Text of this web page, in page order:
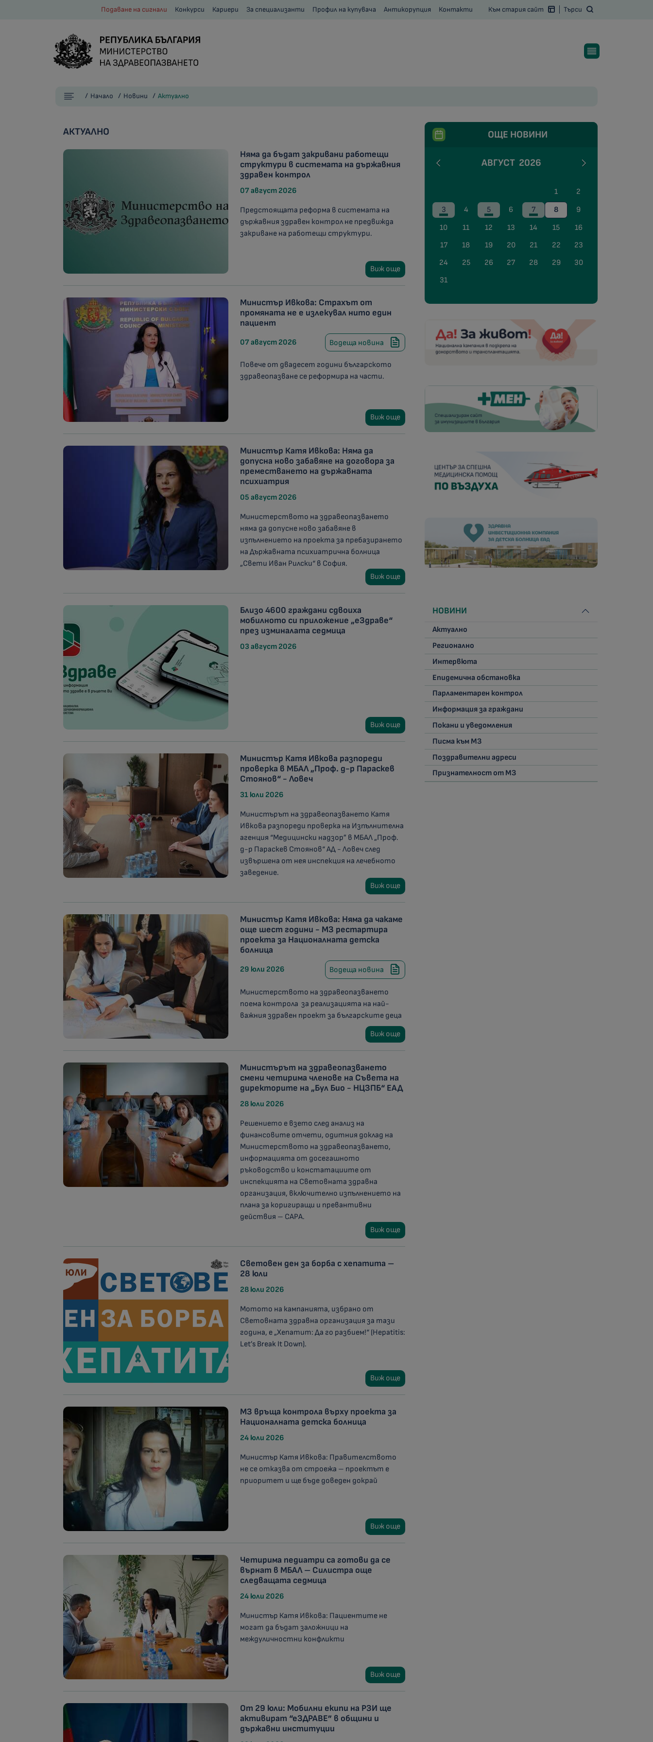
Подаване на сигнали Конкурси Кариери За специализанти Профил на купувача Антикорупция Контакти Към стария сайт Търси
Начало Новини Актуално
АКТУАЛНО
Няма да бъдат закривани работещи
структури в системата на държавния
здравен контрол
07 август 2026
Предстоящата реформа в системата на
държавния здравен контрол не предвижда
закриване на работещи структури.
Виж още
Министър Ивкова: Страхът от
промяната не е излекувал нито един
пациент
07 август 2026 Водеща новина
Повече от двадесет години българското
здравеопазване се реформира на части.
Виж още
Министър Катя Ивкова: Няма да
допусна ново забавяне на договора за
преместването на държавната
психиатрия
05 август 2026
Министерството на здравеопазването
няма да допусне ново забавяне в
изпълнението на проекта за пребазирането
на Държавната психиатрична болница
„Свети Иван Рилски“ в София.
Виж още
Близо 4600 граждани сдвоиха
мобилното си приложение „еЗдраве“
през изминалата седмица
03 август 2026
Виж още
Министър Катя Ивкова разпореди
проверка в МБАЛ „Проф. д-р Параскев
Стоянов“ - Ловеч
31 юли 2026
Министърът на здравеопазването Катя
Ивкова разпореди проверка на Изпълнителна
агенция “Медицински надзор” в МБАЛ „Проф.
д-р Параскев Стоянов“ АД - Ловеч след
извършена от нея инспекция на лечебното
заведение.
Виж още
Министър Катя Ивкова: Няма да чакаме
още шест години - МЗ рестартира
проекта за Националната детска
болница
29 юли 2026 Водеща новина
Министерството на здравеопазването
поема контрола за реализацията на най-
важния здравен проект за българските деца
Виж още
Министърът на здравеопазването
смени четирима членове на Съвета на
директорите на „Бул Био - НЦЗПБ“ ЕАД
28 юли 2026
Решението е взето след анализ на
финансовите отчети, одитния доклад на
Министерството на здравеопазването,
информацията от досегашното
ръководство и констатациите от
инспекцията на Световната здравна
организация, включително изпълнението на
плана за коригиращи и превантивни
действия – CAPA.
Виж още
Световен ден за борба с хепатита –
28 юли
28 юли 2026
Мотото на кампанията, избрано от
Световната здравна организация за тази
година, е „Хепатит: Да го разбием!“ (Hepatitis:
Let’s Break It Down).
Виж още
МЗ връща контрола върху проекта за
Националната детска болница
24 юли 2026
Министър Катя Ивкова: Правителството
не се отказва от строежа – проектът е
приоритет и ще бъде доведен докрай
Виж още
Четирима педиатри са готови да се
върнат в МБАЛ – Силистра още
следващата седмица
24 юли 2026
Министър Катя Ивкова: Пациентите не
могат да бъдат заложници на
междуличностни конфликти
Виж още
От 29 юли: Мобилни екипи на РЗИ ще
активират “еЗДРАВЕ” в общини и
държавни институции
ОЩЕ НОВИНИ
АВГУСТ 2026
1
2
3
4 5 6 7 8
9
10
11 12 13 14 15
16
17
18 19 20 21 22
23
24
25 26 27 28 29
30
31
НОВИНИ
Актуално
Регионално
Интервюта
Епидемична обстановка
Парламентарен контрол
Информация за граждани
Покани и уведомления
Писма към МЗ
Поздравителни адреси
Признателност от МЗ